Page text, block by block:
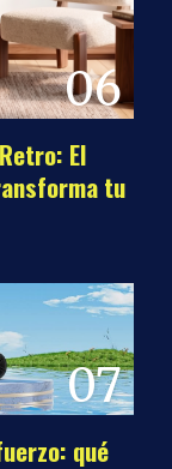
06
El
tu
07
qué